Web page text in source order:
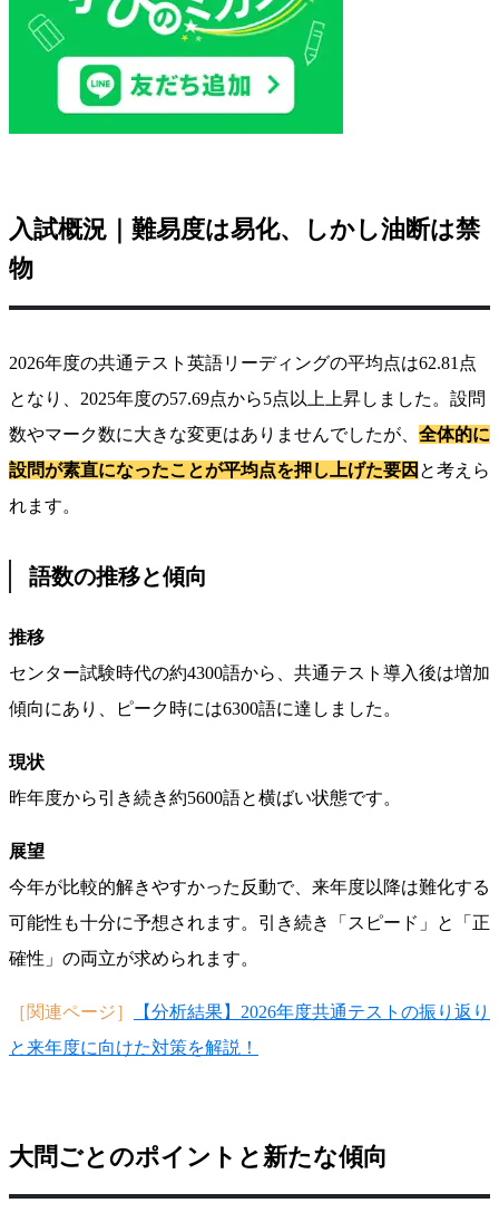
入試概況｜難易度は易化、しかし油断は禁
物
2026年度の共通テスト英語リーディングの平均点は62.81点
となり、2025年度の57.69点から5点以上上昇しました。設問
数やマーク数に大きな変更はありませんでしたが、 全体的に
設問が素直になったことが平均点を押し上げた要因 と考えら
れます。
語数の推移と傾向
推移
センター試験時代の約4300語から、共通テスト導入後は増加
傾向にあり、ピーク時には6300語に達しました。
現状
昨年度から引き続き約5600語と横ばい状態です。
展望
今年が比較的解きやすかった反動で、来年度以降は難化する
可能性も十分に予想されます。引き続き「スピード」と「正
確性」の両立が求められます。
［関連ページ］
【分析結果】2026年度共通テストの振り返り
と来年度に向けた対策を解説！
大問ごとのポイントと新たな傾向